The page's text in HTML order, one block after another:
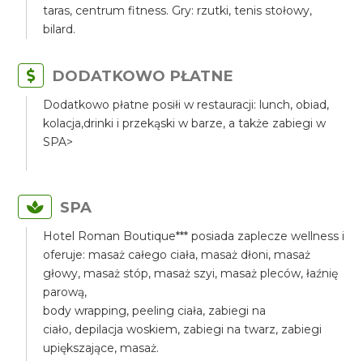
taras, centrum fitness. Gry: rzutki, tenis stołowy,
bilard.
DODATKOWO PŁATNE
Dodatkowo płatne posiłi w restauracji: lunch, obiad,
kolacja,drinki i przekąski w barze, a także zabiegi w
SPA>
SPA
Hotel Roman Boutique*** posiada zaplecze wellness i
oferuje: masaż całego ciała, masaż dłoni, masaż
głowy, masaż stóp, masaż szyi, masaż pleców, łaźnię
parową,
body wrapping, peeling ciała, zabiegi na
ciało, depilacja woskiem, zabiegi na twarz, zabiegi
upiększające, masaż.